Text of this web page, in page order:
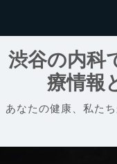
渋谷の内科
療情報
あなたの健康、私た